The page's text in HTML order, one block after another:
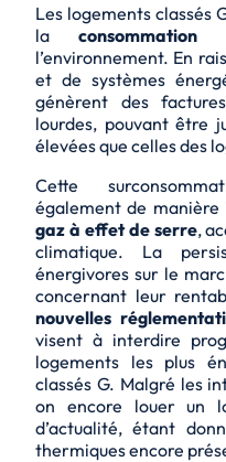
Les logements classés
la consommation
l’environnement. En
et de systèmes
génèrent des
lourdes, pouvant être
élevées que celles des
Cette
également de
gaz à effet de serre,
climatique. La
énergivores sur le
concernant leur
nouvelles
visent à interdire
logements les plus
classés G. Malgré les
on encore louer un
d’actualité, étant
thermiques encore